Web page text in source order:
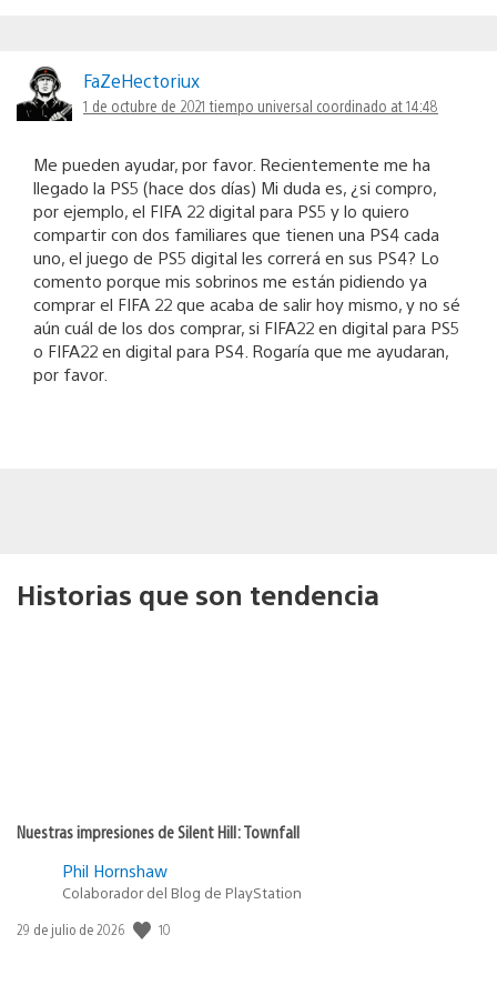
FaZeHectoriux
1 de octubre de 2021 tiempo universal coordinado at 14:48
Me pueden ayudar, por favor. Recientemente me ha
llegado la PS5 (hace dos días) Mi duda es, ¿si compro,
por ejemplo, el FIFA 22 digital para PS5 y lo quiero
compartir con dos familiares que tienen una PS4 cada
uno, el juego de PS5 digital les correrá en sus PS4? Lo
comento porque mis sobrinos me están pidiendo ya
comprar el FIFA 22 que acaba de salir hoy mismo, y no sé
aún cuál de los dos comprar, si FIFA22 en digital para PS5
o FIFA22 en digital para PS4. Rogaría que me ayudaran,
por favor.
Historias que son tendencia
Nuestras impresiones de Silent Hill: Townfall
Phil Hornshaw
Colaborador del Blog de PlayStation
Fecha
29 de julio de 2026 10